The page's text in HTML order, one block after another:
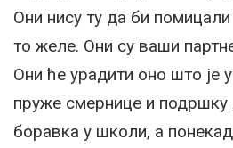
Они нису ту да би
то желе. Они су ваши
Они ће урадити оно што је
пруже смернице и подршку
боравка у школи, а